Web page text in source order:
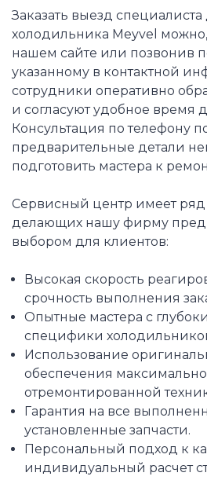
Заказать выезд
холодильника Meyvel
нашем сайте или позвонив
указанному в контактной
сотрудники оперативно
и согласуют удобное время
Консультация по телефону
предварительные детали
подготовить мастера к
Сервисный центр имеет
делающих нашу фирму
выбором для клиентов:
Высокая скорость
срочность выполнения
Опытные мастера с
специфики
Использование
обеспечения
отремонтированной
Гарантия на все
установленные запчасти.
Персональный подход к
индивидуальный расчет